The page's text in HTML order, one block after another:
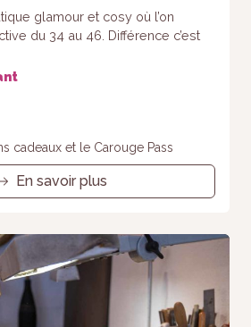
glamour et cosy où l’on
du 34 au 46. Différence c’est
cadeaux et le Carouge Pass
En savoir plus